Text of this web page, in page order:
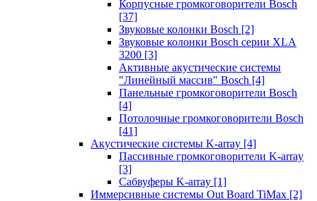
Корпусные громкоговорители Bosch
[37]
Звуковые колонки Bosch [2]
Звуковые колонки Bosch серии XLA
3200 [3]
Активные акустические системы
"Линейный массив" Bosch [4]
Панельные громкоговорители Bosch
[4]
Потолочные громкоговорители Bosch
[41]
Акустические системы K-array [4]
Пассивные громкоговорители K-array
[3]
Сабвуферы K-array [1]
Иммерсивные системы Out Board TiMax [2]